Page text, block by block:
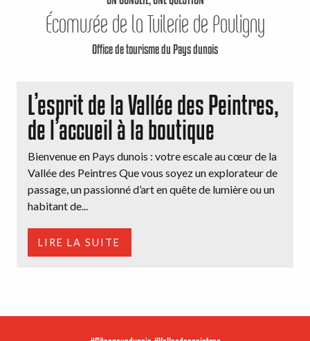
Écomusée de la Tuilerie de Pouligny
Office de tourisme du Pays dunois
L’esprit de la Vallée des Peintres,
de l’accueil à la boutique
Bienvenue en Pays dunois : votre escale au cœur de la
Vallée des Peintres Que vous soyez un explorateur de
passage, un passionné d’art en quête de lumière ou un
habitant de...
LIRE LA SUITE